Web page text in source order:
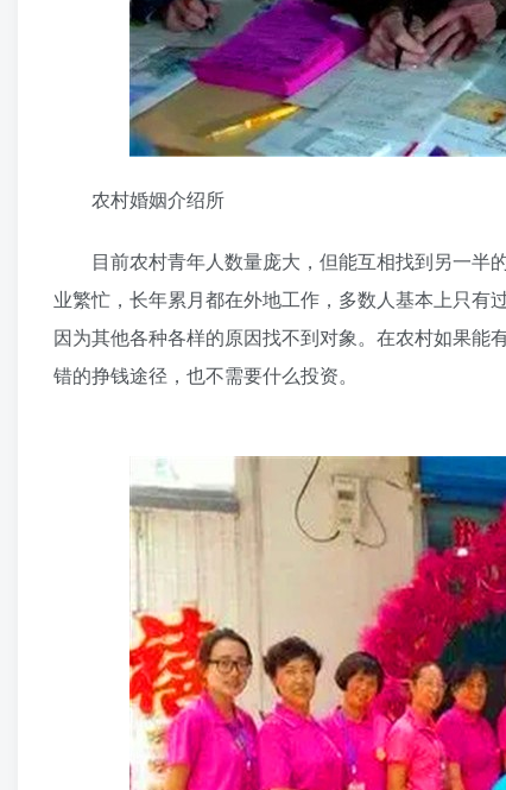
农村婚姻介绍所
目前农村青年人数量庞大，但能互相找到另一半
业繁忙，长年累月都在外地工作，多数人基本上只有
因为其他各种各样的原因找不到对象。在农村如果能
错的挣钱途径，也不需要什么投资。